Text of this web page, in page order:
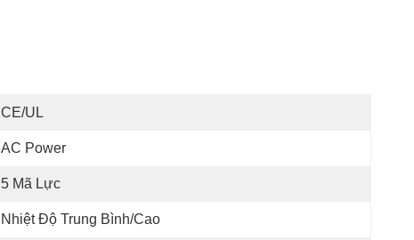
CE/UL
AC Power
5 Mã Lực
Nhiệt Độ Trung Bình/cao